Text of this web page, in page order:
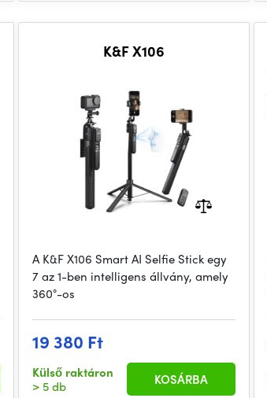
K&F X106
A K&F X106 Smart AI Selfie Stick egy
7 az 1-ben intelligens állvány, amely
360°-os
19 380 Ft
Külső raktáron
> 5 db
KOSÁRBA